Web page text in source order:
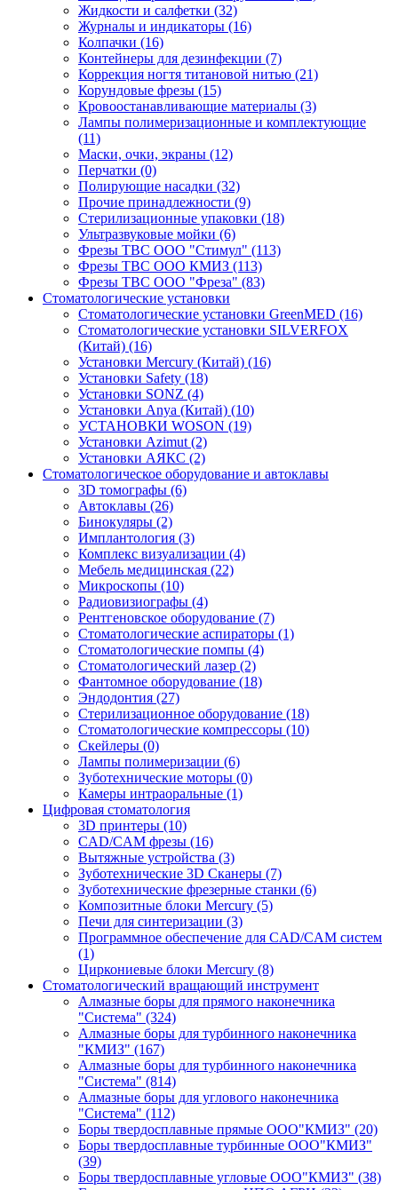
Жидкости и салфетки (32)
Журналы и индикаторы (16)
Колпачки (16)
Контейнеры для дезинфекции (7)
Коррекция ногтя титановой нитью (21)
Корундовые фрезы (15)
Кровоостанавливающие материалы (3)
Лампы полимеризационные и комплектующие
(11)
Маски, очки, экраны (12)
Перчатки (0)
Полирующие насадки (32)
Прочие принадлежности (9)
Стерилизационные упаковки (18)
Ультразвуковые мойки (6)
Фрезы ТВС ООО "Стимул" (113)
Фрезы ТВС ООО КМИЗ (113)
Фрезы ТВС ООО "Фреза" (83)
Стоматологические установки
Стоматологические установки GreenMED (16)
Стоматологические установки SILVERFOX
(Китай) (16)
Установки Mercury (Китай) (16)
Установки Safety (18)
Установки SONZ (4)
Установки Anya (Китай) (10)
УСТАНОВКИ WOSON (19)
Установки Аzimut (2)
Установки АЯКС (2)
Стоматологическое оборудование и автоклавы
3D томографы (6)
Автоклавы (26)
Бинокуляры (2)
Имплантология (3)
Комплекс визуализации (4)
Мебель медицинская (22)
Микроскопы (10)
Радиовизиографы (4)
Рентгеновское оборудование (7)
Стоматологические аспираторы (1)
Стоматологические помпы (4)
Стоматологический лазер (2)
Фантомное оборудование (18)
Эндодонтия (27)
Стерилизационное оборудование (18)
Стоматологические компрессоры (10)
Скейлеры (0)
Лампы полимеризации (6)
Зуботехнические моторы (0)
Камеры интраоральные (1)
Цифровая стоматология
3D принтеры (10)
CAD/CAM фрезы (16)
Вытяжные устройства (3)
Зуботехнические 3D Сканеры (7)
Зуботехнические фрезерные станки (6)
Композитные блоки Mercury (5)
Печи для синтеризации (3)
Программное обеспечение для CAD/CAM систем
(1)
Циркониевые блоки Mercury (8)
Стоматологический вращающий инструмент
Алмазные боры для прямого наконечника
"Система" (324)
Алмазные боры для турбинного наконечника
"КМИЗ" (167)
Алмазные боры для турбинного наконечника
"Система" (814)
Алмазные боры для углового наконечника
"Система" (112)
Боры твердосплавные прямые ООО"КМИЗ" (20)
Боры твердосплавные турбинные ООО"КМИЗ"
(39)
Боры твердосплавные угловые ООО"КМИЗ" (38)